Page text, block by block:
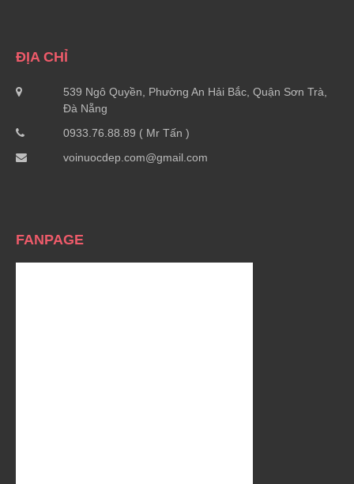
ĐỊA CHỈ
539 Ngô Quyền, Phường An Hải Bắc, Quận Sơn Trà,
Đà Nẵng
0933.76.88.89 ( Mr Tấn )
voinuocdep.com@gmail.com
FANPAGE